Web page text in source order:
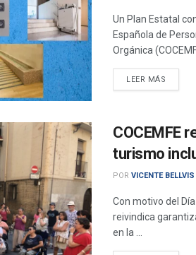
Un Plan Estatal
Española de
Orgánica
LEER MÁS
COCEMFE
turismo
POR VICENTE BELLVIS
Con motivo del
reivindica
en la ...